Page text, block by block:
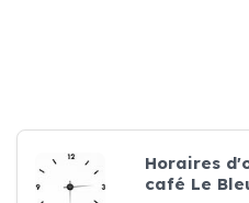
Horaires
café Le